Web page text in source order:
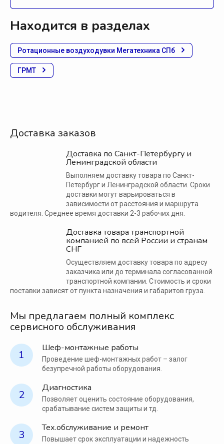
Находится в разделах
Ротационные воздуходувки Мегатехника СПб
ГРМТ
Доставка заказов
Доставка по Санкт-Петербургу и
Ленинградской области
Выполняем доставку товара по Санкт-
Петербург и Ленинградской области. Сроки
доставки могут варьироваться в
зависимости от расстояния и маршрута
водителя. Среднее время доставки 2-3 рабочих дня.
Доставка товара транспортной
компанией по всей России и странам
СНГ
Осуществляем доставку товара по адресу
заказчика или до терминала согласованной
транспортной компании. Стоимость и сроки
поставки зависят от пункта назначения и габаритов груза.
Мы предлагаем полный комплекс
сервисного обслуживания
1
Шеф-монтажные работы
Проведение шеф-монтажных работ – залог
безупречной работы оборудования.
2
Диагностика
Позволяет оценить состояние оборудования,
срабатывание систем защиты и тд.
3
Тех.обслуживание и ремонт
Повышает срок эксплуатации и надежность